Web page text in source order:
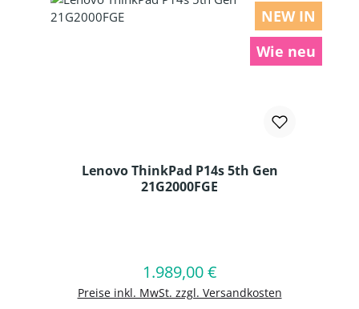
NEW IN
Wie neu
Lenovo ThinkPad P14s 5th Gen
21G2000FGE
Regulärer Preis:
1.989,00 €
Preise inkl. MwSt. zzgl. Versandkosten
In den Warenkorb